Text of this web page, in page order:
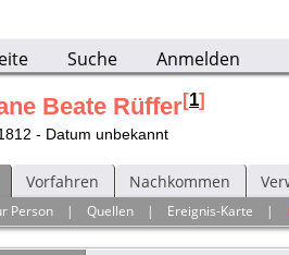
Suche Anmelden
Beate Rüffer[1]
- Datum unbekannt
Vorfahren Nachkommen
Person |Quellen | Ereignis-Karte |